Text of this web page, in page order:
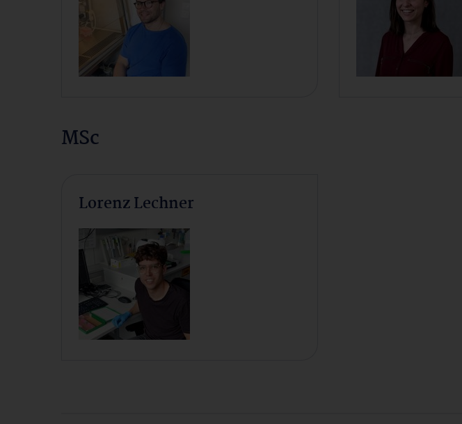
MSc
Lorenz Lechner